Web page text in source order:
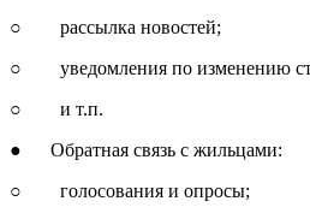
○ рассылка новостей;
○ уведомления по изменению
○ и т.п.
● Обратная связь с жильцами:
○ голосования и опросы;